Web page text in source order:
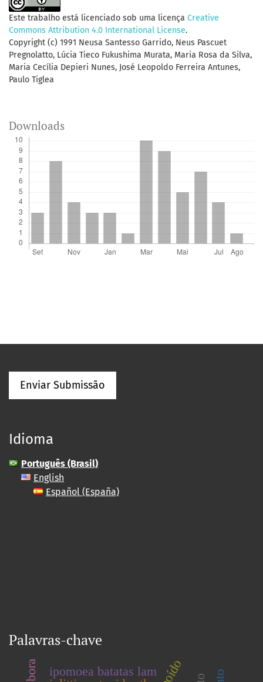
Este trabalho está licenciado sob uma licença Creative
Commons Attribution 4.0 International License.
Copyright (c) 1991 Neusa Santesso Garrido, Neus Pascuet
Pregnolatto, Lúcia Tieco Fukushima Murata, Maria Rosa da Silva,
Maria Cecília Depieri Nunes, José Leopoldo Ferreira Antunes,
Paulo Tiglea
Downloads
Enviar Submissão
Idioma
Português (Brasil)
English
Español (España)
Palavras-chave
ipomoea batatas lam